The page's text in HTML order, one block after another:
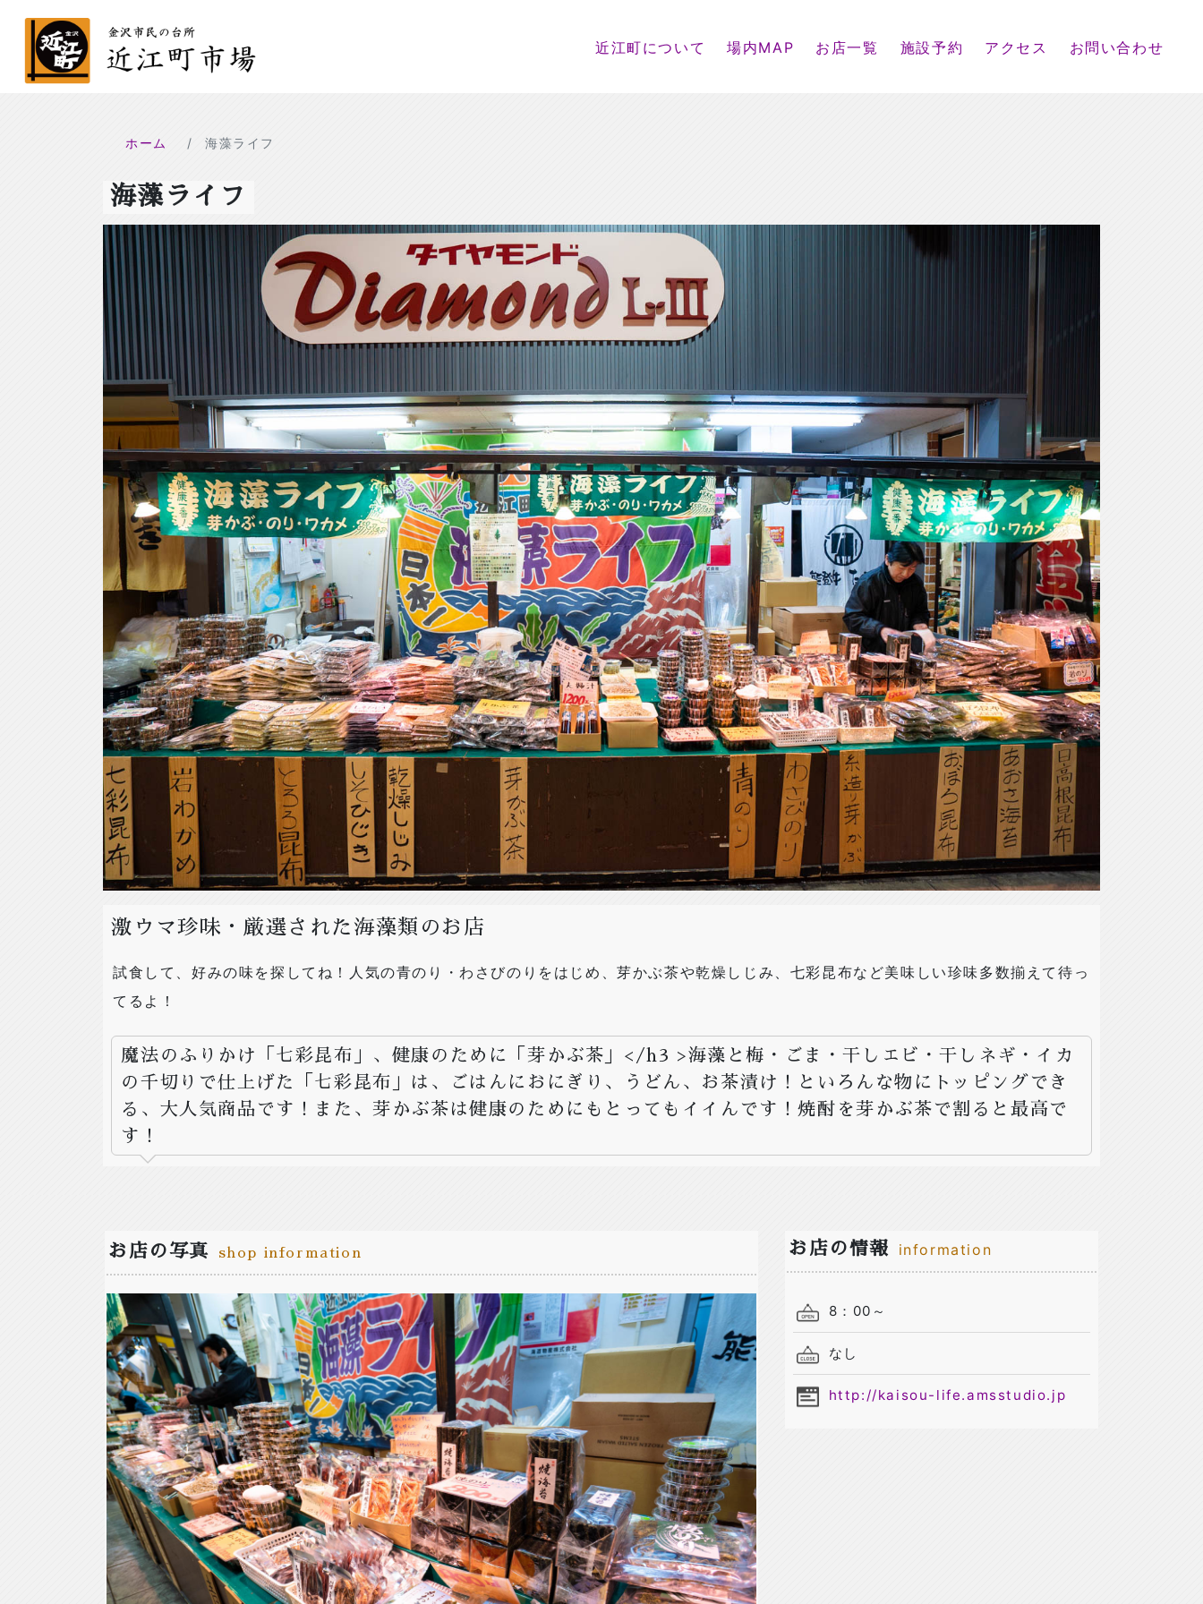
近江町について 場内MAP お店一覧 施設予約 アクセス お問い合わせ
ホーム 海藻ライフ
海藻ライフ
激ウマ珍味・厳選された海藻類のお店
試食して、好みの味を探してね！人気の青のり・わさびのりをはじめ、芽かぶ茶や乾燥しじみ、七彩昆布など美味しい珍味多数揃えて待っ
てるよ！
魔法のふりかけ「七彩昆布」、健康のために「芽かぶ茶」</h3 >海藻と梅・ごま・干しエビ・干しネギ・イカ
の千切りで仕上げた「七彩昆布」は、ごはんにおにぎり、うどん、お茶漬け！といろんな物にトッピングでき
る、大人気商品です！また、芽かぶ茶は健康のためにもとってもイイんです！焼酎を芽かぶ茶で割ると最高で
す！
お店の写真 shop information お店の情報 information
8：00～
なし
http://kaisou-life.amsstudio.jp